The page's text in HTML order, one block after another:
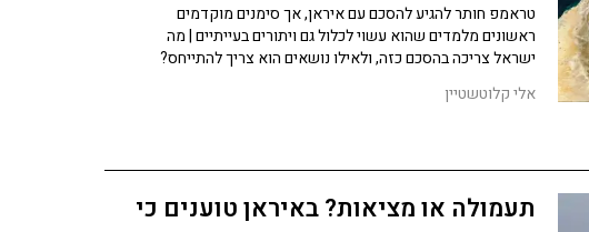
טראמפ חותר להגיע להסכם עם איראן, אך סימנים מוקדמים
ראשונים מלמדים שהוא עשוי לכלול גם ויתורים בעייתיים | מה
ישראל צריכה בהסכם כזה, ולאילו נושאים הוא צריך להתייחס?
אלי קלוטשטיין
תעמולה או מציאות? באיראן טוענים כי